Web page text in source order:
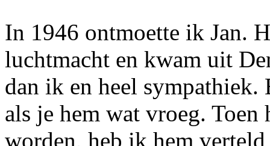
In 1946 ontmoette ik Jan.
luchtmacht en kwam uit
dan ik en heel
als je hem wat vroeg. Toen
worden, heb ik hem